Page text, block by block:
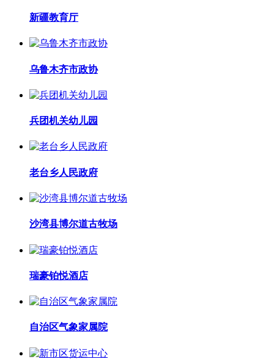
新疆教育厅
乌鲁木齐市政协
兵团机关幼儿园
老台乡人民政府
沙湾县博尔道古牧场
瑞豪铂悦酒店
自治区气象家属院